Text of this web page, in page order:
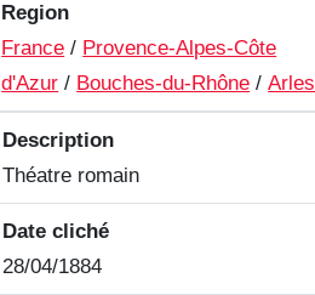
Region
France / Provence-Alpes-Côte
d'Azur / Bouches-du-Rhône /Arles
Description
Théatre romain
Date cliché
28/04/1884